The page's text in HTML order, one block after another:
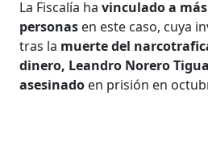
La Fiscalía ha vinculado a
personas en este caso, cuya
tras la muerte del
dinero, Leandro Norero Tigua
asesinado en prisión en